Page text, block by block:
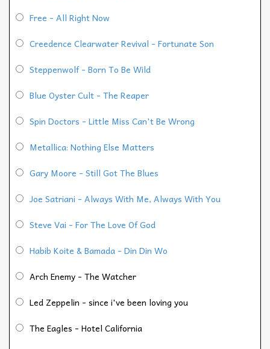
Free - All Right Now
Creedence Clearwater Revival - Fortunate Son
Steppenwolf - Born To Be Wild
Blue Oyster Cult - The Reaper
Spin Doctors - Little Miss Can't Be Wrong
Metallica: Nothing Else Matters
Gary Moore - Still Got The Blues
Joe Satriani - Always With Me, Always With You
Steve Vai - For The Love Of God
Habib Koite & Bamada - Din Din Wo
Arch Enemy - The Watcher
Led Zeppelin - since i've been loving you
The Eagles - Hotel California